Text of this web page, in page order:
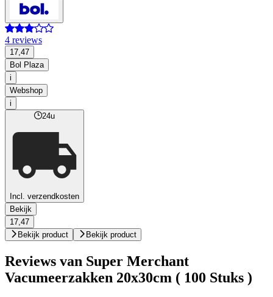
4 reviews
17,47
Bol Plaza
i
Webshop
i
24u
Incl. verzendkosten
Bekijk
17,47
Bekijk product
Bekijk product
Reviews van Super Merchant
Vacumeerzakken 20x30cm ( 100 Stuks )